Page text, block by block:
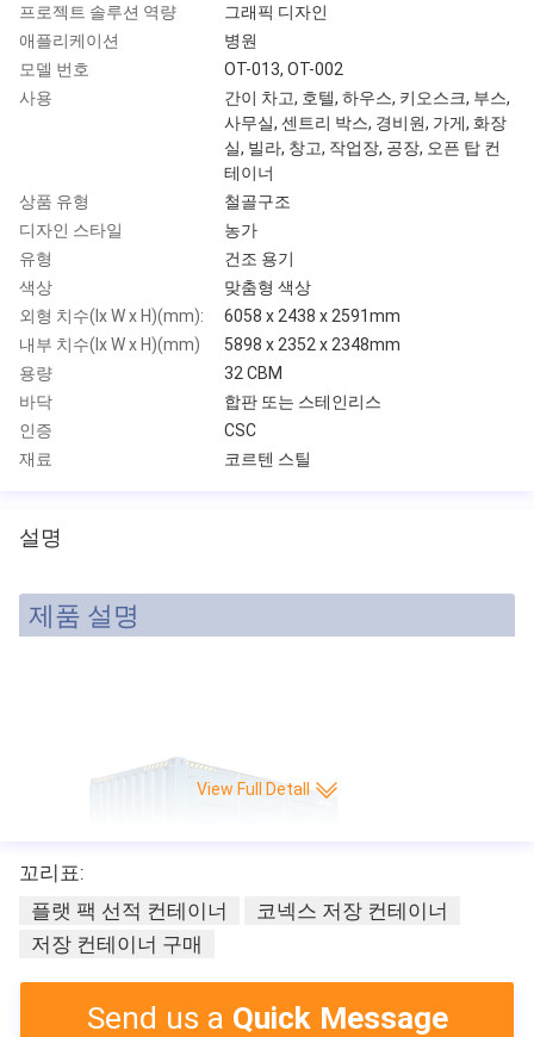
프로젝트 솔루션 역량
그래픽 디자인
애플리케이션
병원
모델 번호
OT-013, OT-002
사용
간이 차고, 호텔, 하우스, 키오스크, 부스,
사무실, 센트리 박스, 경비원, 가게, 화장
실, 빌라, 창고, 작업장, 공장, 오픈 탑 컨
테이너
상품 유형
철골구조
디자인 스타일
농가
유형
건조 용기
색상
맞춤형 색상
외형 치수(lx W x H)(mm):
6058 x 2438 x 2591mm
내부 치수(lx W x H)(mm)
5898 x 2352 x 2348mm
용량
32 CBM
바닥
합판 또는 스테인리스
인증
CSC
재료
코르텐 스틸
설명
제품 설명
View Full Detall
꼬리표:
플랫 팩 선적 컨테이너
코넥스 저장 컨테이너
저장 컨테이너 구매
Send us a Quick Message